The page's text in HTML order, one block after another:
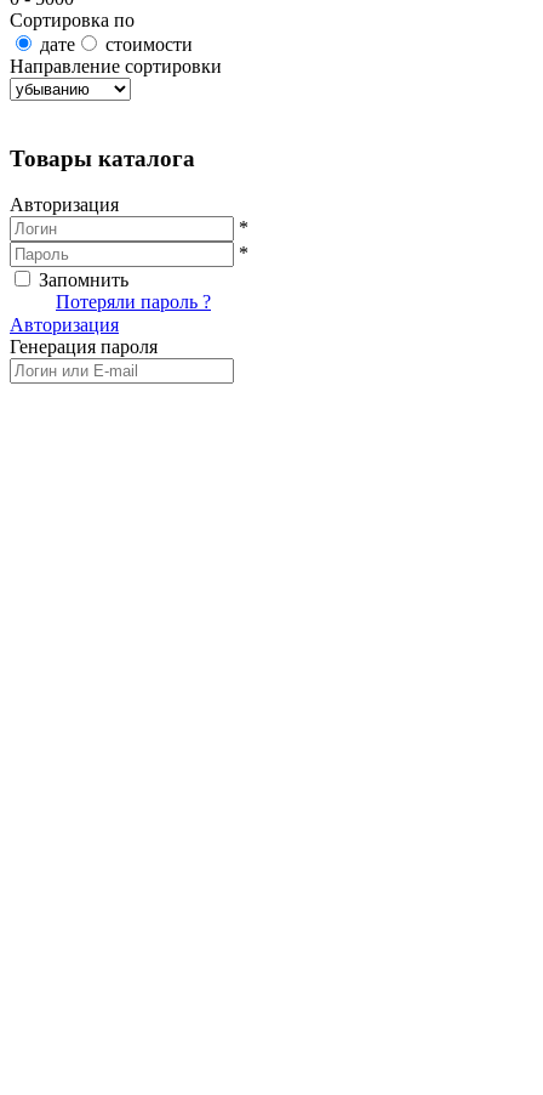
Сортировка по
дате
стоимости
Направление сортировки
Товары каталога
Авторизация
*
*
Запомнить
Потеряли пароль ?
Авторизация
Генерация пароля